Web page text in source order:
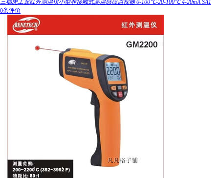
三栖虎工业红外测温仪小型非接触式高温感应监视器 0-100℃-20-100℃ 4-20mA SA1
0条评价